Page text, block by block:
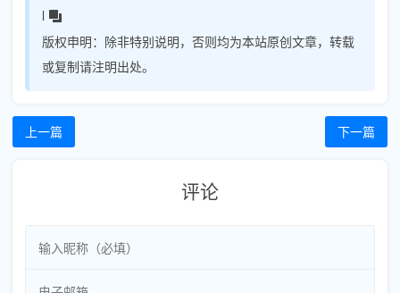
l
版权申明： 除非特别说明，否则均为本站原创文章，转载
或复制请注明出处。
上一篇 下一篇
评论